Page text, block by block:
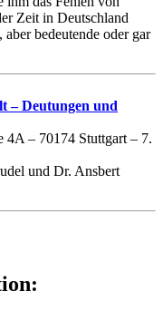
Zeit in Deutschland
bedeutende oder gar
– Deutungen und
4A – 70174 Stuttgart – 7.
und Dr. Ansbert